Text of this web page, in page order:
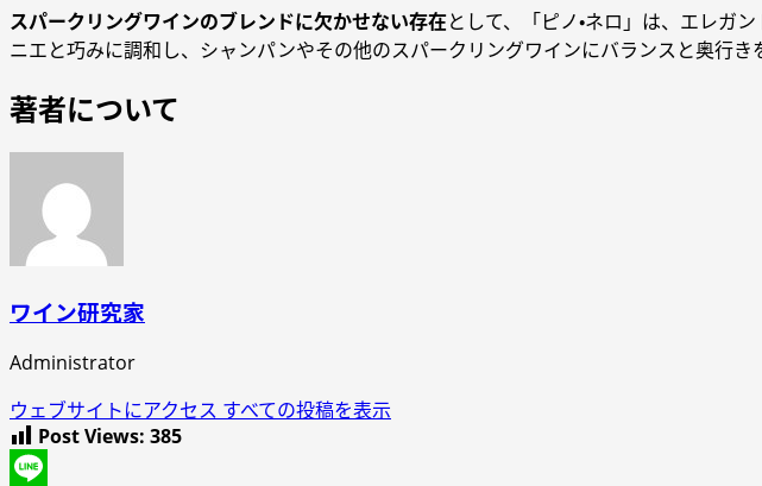
スパークリングワインのブレンドに欠かせない存在として、「ピノ・ネロ」は、エレガ
ニエと巧みに調和し、シャンパンやその他のスパークリングワインにバランスと奥行き
著者について
ワイン研究家
Administrator
ウェブサイトにアクセス すべての投稿を表示
Post Views: 385